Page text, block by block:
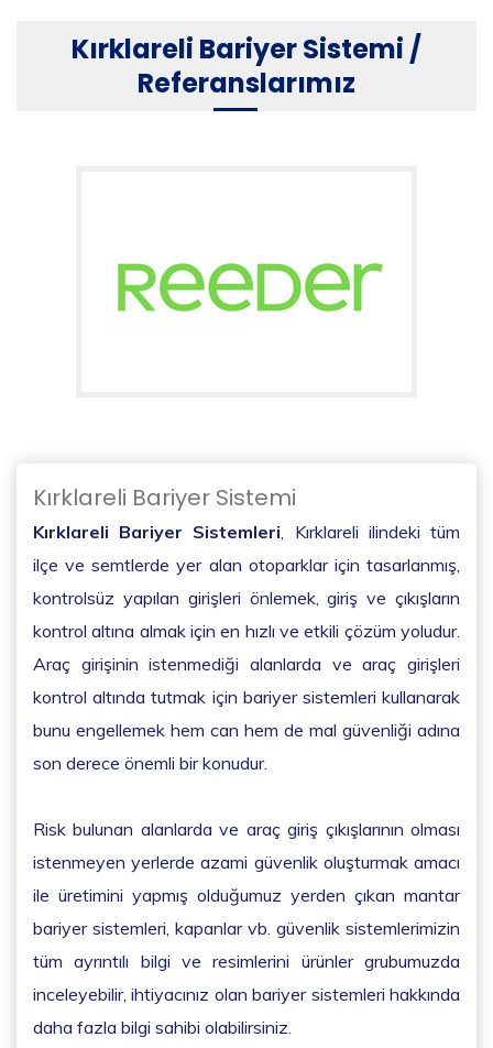
Kırklareli Bariyer Sistemi /
Referanslarımız
Kırklareli Bariyer Sistemi
Kırklareli Bariyer Sistemleri , Kırklareli ilindeki tüm
ilçe ve semtlerde yer alan otoparklar için tasarlanmış,
kontrolsüz yapılan girişleri önlemek, giriş ve çıkışların
kontrol altına almak için en hızlı ve etkili çözüm yoludur.
Araç girişinin istenmediği alanlarda ve araç girişleri
kontrol altında tutmak için bariyer sistemleri kullanarak
bunu engellemek hem can hem de mal güvenliği adına
son derece önemli bir konudur.
Risk bulunan alanlarda ve araç giriş çıkışlarının olması
istenmeyen yerlerde azami güvenlik oluşturmak amacı
ile üretimini yapmış olduğumuz yerden çıkan mantar
bariyer sistemleri, kapanlar vb. güvenlik sistemlerimizin
tüm ayrıntılı bilgi ve resimlerini ürünler grubumuzda
inceleyebilir, ihtiyacınız olan bariyer sistemleri hakkında
daha fazla bilgi sahibi olabilirsiniz.